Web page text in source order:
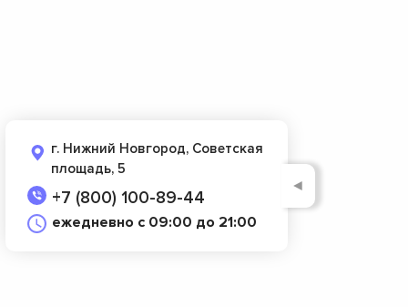
г. Нижний Новгород, Советская
площадь, 5
+7 (800) 100-89-44
ежедневно с 09:00 до 21:00
◄